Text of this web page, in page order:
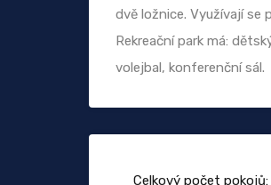
dvě ložnice. Využívají se
Rekreační park má:
volejbal, konferenční sál.
Celkový počet pokojů: